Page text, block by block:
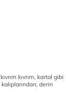
kıvrım, kartal gibi
derin